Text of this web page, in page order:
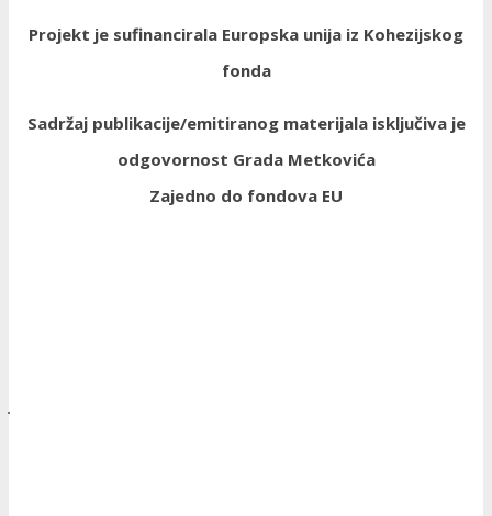
Projekt je sufinancirala Europska unija iz Kohezijskog
fonda
Sadržaj publikacije/emitiranog materijala isključiva je
odgovornost Grada Metkovića
Zajedno do fondova EU